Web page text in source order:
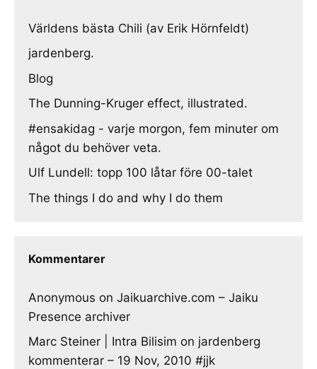
Världens bästa Chili (av Erik Hörnfeldt)
jardenberg.
Blog
The Dunning-Kruger effect, illustrated.
#ensakidag - varje morgon, fem minuter om
något du behöver veta.
Ulf Lundell: topp 100 låtar före 00-talet
The things I do and why I do them
Kommentarer
Anonymous on Jaikuarchive.com – Jaiku
Presence archiver
Marc Steiner | Intra Bilisim on jardenberg
kommenterar – 19 Nov, 2010 #jjk